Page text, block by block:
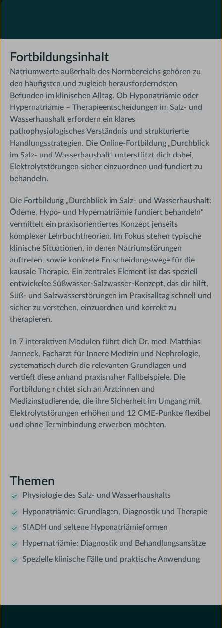
Fortbildungsinhalt
Natriumwerte außerhalb des Normbereichs gehören zu
den häufigsten und zugleich herausforderndsten
Befunden im klinischen Alltag. Ob Hyponatriämie oder
Hypernatriämie – Therapieentscheidungen im Salz- und
Wasserhaushalt erfordern ein klares
pathophysiologisches Verständnis und strukturierte
Handlungsstrategien. Die Online-Fortbildung „Durchblick
im Salz- und Wasserhaushalt” unterstützt dich dabei,
Elektrolytstörungen sicher einzuordnen und fundiert zu
behandeln.
Die Fortbildung „Durchblick im Salz- und Wasserhaushalt:
Ödeme, Hypo- und Hypernatriämie fundiert behandeln“
vermittelt ein praxisorientiertes Konzept jenseits
komplexer Lehrbuchtheorien. Im Fokus stehen typische
klinische Situationen, in denen Natriumstörungen
auftreten, sowie konkrete Entscheidungswege für die
kausale Therapie. Ein zentrales Element ist das speziell
entwickelte Süßwasser-Salzwasser-Konzept, das dir hilft,
Süß- und Salzwasserstörungen im Praxisalltag schnell und
sicher zu verstehen, einzuordnen und korrekt zu
therapieren.
In 7 interaktiven Modulen führt dich Dr. med. Matthias
Janneck, Facharzt für Innere Medizin und Nephrologie,
systematisch durch die relevanten Grundlagen und
vertieft diese anhand praxisnaher Fallbeispiele. Die
Fortbildung richtet sich an Ärzt:innen und
Medizinstudierende, die ihre Sicherheit im Umgang mit
Elektrolytstörungen erhöhen und 12 CME-Punkte flexibel
und ohne Terminbindung erwerben möchten.
Themen
Physiologie des Salz- und Wasserhaushalts
Hyponatriämie: Grundlagen, Diagnostik und Therapie
SIADH und seltene Hyponatriämieformen
Hypernatriämie: Diagnostik und Behandlungsansätze
Spezielle klinische Fälle und praktische Anwendung